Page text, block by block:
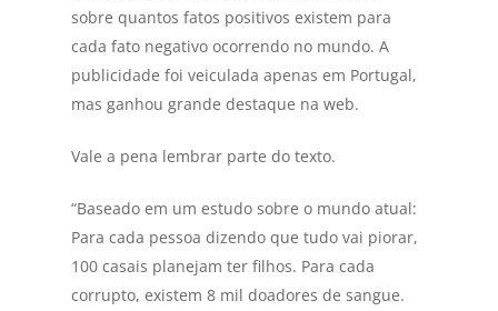
sobre quantos fatos positivos existem para
cada fato negativo ocorrendo no mundo. A
publicidade foi veiculada apenas em Portugal,
mas ganhou grande destaque na web.
Vale a pena lembrar parte do texto.
“Baseado em um estudo sobre o mundo atual:
Para cada pessoa dizendo que tudo vai piorar,
100 casais planejam ter filhos. Para cada
corrupto, existem 8 mil doadores de sangue.